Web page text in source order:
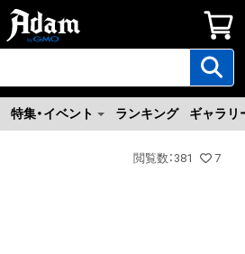
特集・イベント ランキング ギャラリ
閲覧数 ： 381 7